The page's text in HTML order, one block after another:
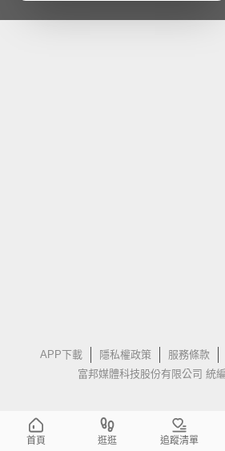
APP下載 隱私權政策 服務條款
富邦媒體科技股份有限公司 統
首頁 逛逛 追蹤清單